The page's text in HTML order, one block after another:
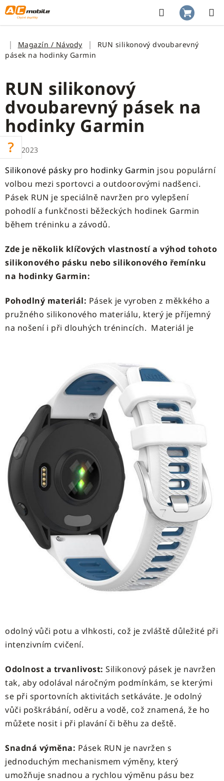
Přejít
na
obsah
Hledat
KOŠÍK
DomůMagazín / Návody
RUN silikonový dvoubarevný
pásek na hodinky Garmin
RUN silikonový
dvoubarevný pásek na
hodinky Garmin
30.6.2023
Silikonové pásky pro hodinky Garmin jsou populární
volbou mezi sportovci a outdoorovými nadšenci.
Pásek RUN je speciálně navržen pro vylepšení
pohodlí a funkčnosti běžeckých hodinek Garmin
během tréninku a závodů.
Zde je několik klíčových vlastností a výhod tohoto
silikonového pásku nebo silikonového řemínku
na hodinky Garmin:
Pohodlný materiál: Pásek je vyroben z měkkého a
pružného silikonového materiálu, který je příjemný
na nošení i při dlouhých trénincích. Materiál je
odolný vůči potu a vlhkosti, což je zvláště důležité při
intenzivním cvičení.
Odolnost a trvanlivost: Silikonový pásek je navržen
tak, aby odolával náročným podmínkám, se kterými
se při sportovních aktivitách setkáváte. Je odolný
vůči poškrábání, oděru a vodě, což znamená, že ho
můžete nosit i při plavání či běhu za deště.
Snadná výměna: Pásek RUN je navržen s
jednoduchým mechanismem výměny, který
umožňuje snadnou a rychlou výměnu pásu bez